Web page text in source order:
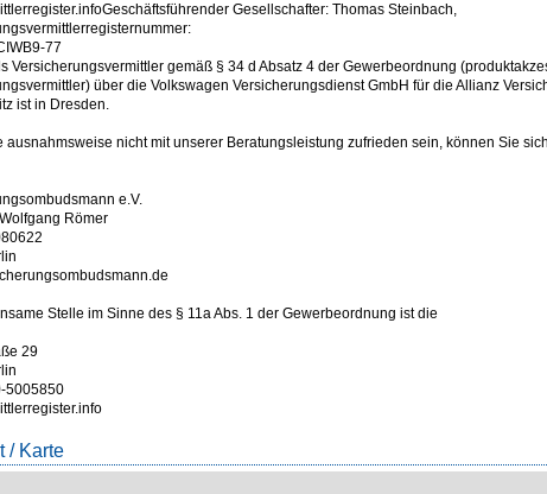
Gesellschafter: Thomas Steinbach,
77
Versicherungsvermittler gemäß § 34 d Absatz 4 der Gewerbeordnung
über die Volkswagen Versicherungsdienst GmbH für die Allianz
ausnahmsweise nicht mit unserer Beratungsleistung zufrieden sein, können Sie
e.V.
Römer
Stelle im Sinne des § 11a Abs. 1 der Gewerbeordnung ist die
29
5005850
/ Karte